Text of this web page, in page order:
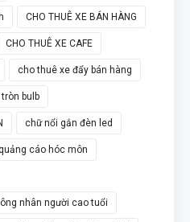
CHO THUÊ XE BÁN HÀNG
CHO THUÊ XE CAFE
cho thuê xe đẩy bán hàng
bulb
chữ nổi gắn đèn led
cáo hóc môn
nhân người cao tuổi